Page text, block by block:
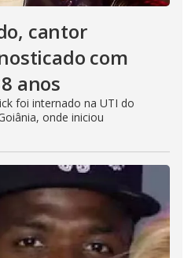
cantor
com
anos
foi internado na UTI do
onde iniciou